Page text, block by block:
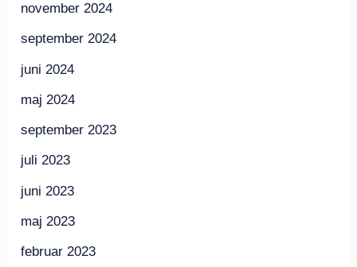
november 2024
september 2024
juni 2024
maj 2024
september 2023
juli 2023
juni 2023
maj 2023
februar 2023